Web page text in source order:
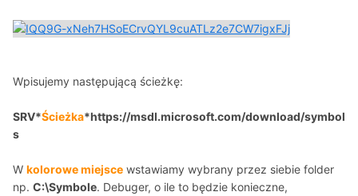
Wpisujemy następującą ścieżkę:
SRV*Ścieżka*https://msdl.microsoft.com/download/symbol
s
W kolorowe miejsce wstawiamy wybrany przez siebie folder
np. C:\Symbole. Debuger, o ile to będzie konieczne,